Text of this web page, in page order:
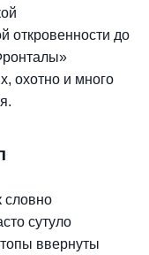
откровенности до
охотно и много
словно
сутуло
ввернуты